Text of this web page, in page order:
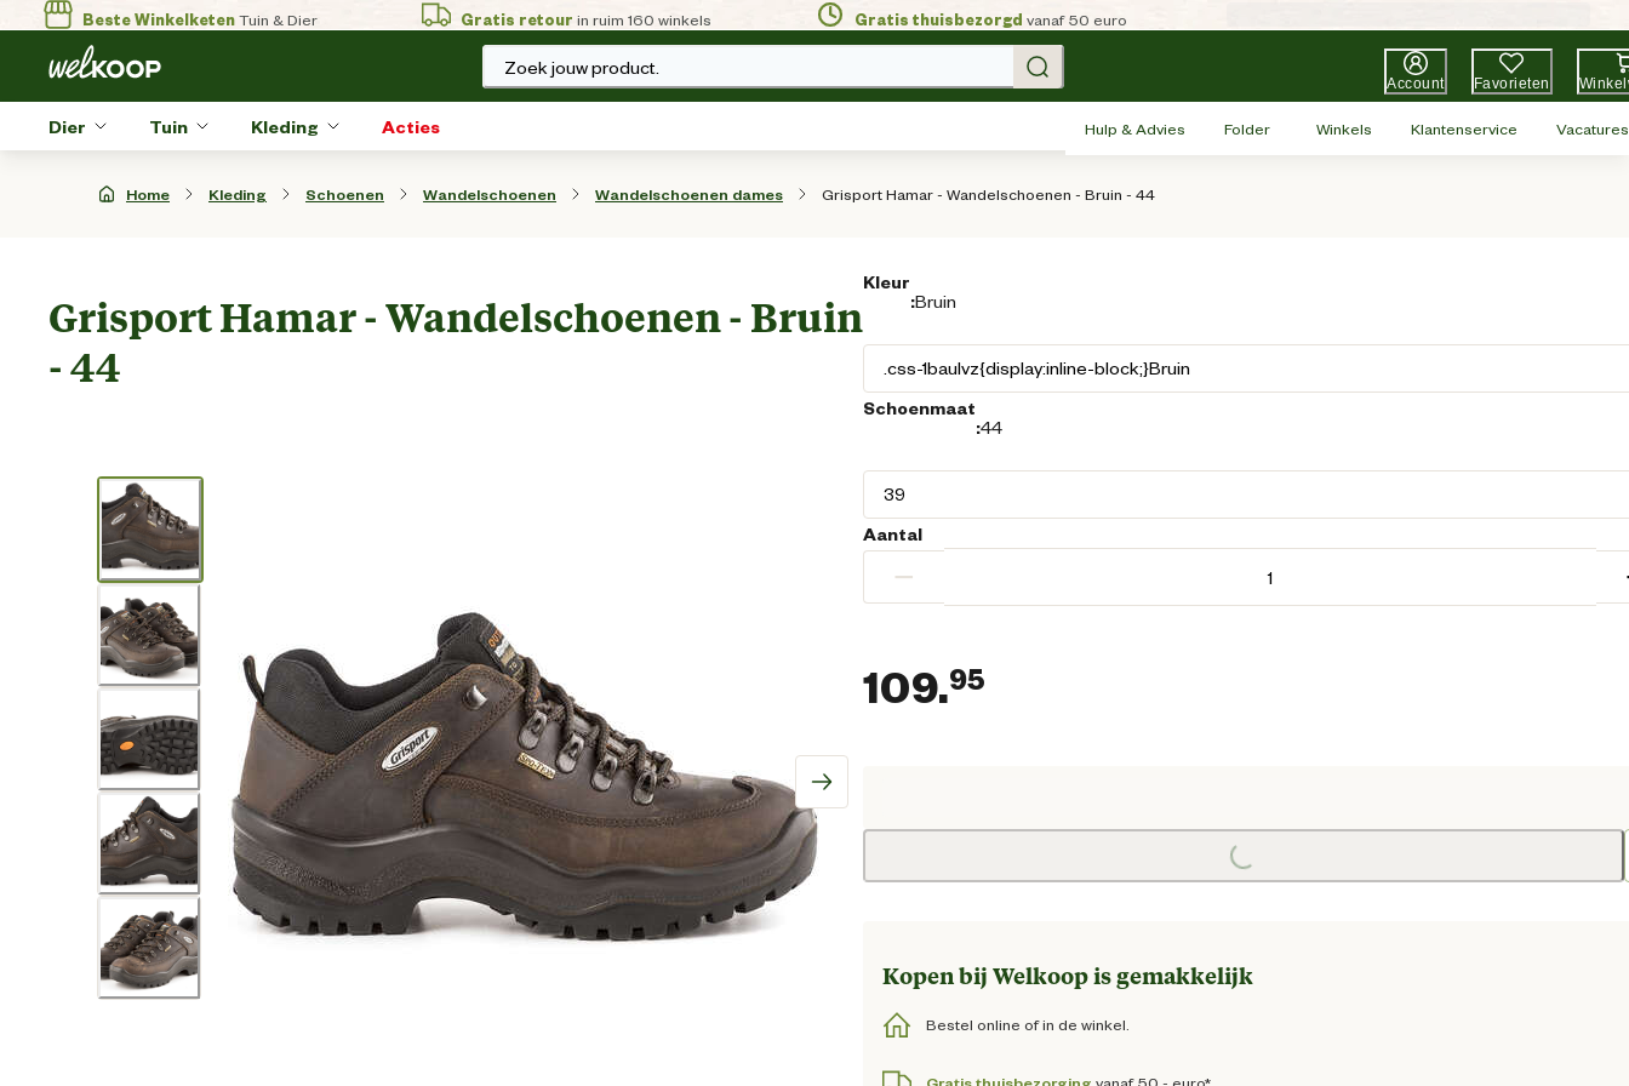
Beste WinkelketenTuin & Dier Gratis retour in ruim 160 winkels Gratis thuisbezorgd vanaf 50 euro
Zoek jouw product.
Account Favorieten
Dier Tuin Kleding Acties Hulp & Advies Folder Winkels Klantenservice Vacatures
Home Kleding Schoenen Wandelschoenen Wandelschoenen dames Grisport Hamar - Wandelschoenen - Bruin - 44
Grisport Hamar - Wandelschoenen - Bruin
- 44
Kleur
:Bruin
Schoenmaat
:44
Aantal
−
109.95
Loading...
Kopen bij Welkoop is gemakkelijk
Bestel online of in de winkel.